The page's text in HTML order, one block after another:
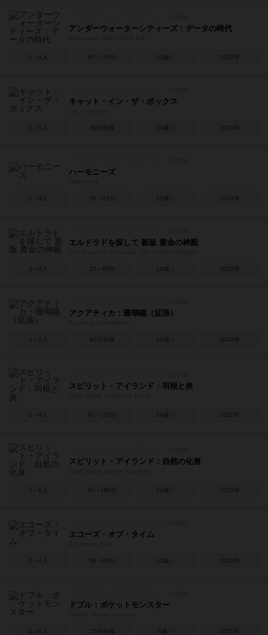
アンダーウォーターシティーズ：データの時代
1～4人 80～150分 14歳～ 2025年
キャット・イン・ザ・ボックス
2～5人 30分前後 13歳～ 2022年
ハーモニーズ
1～4人 30～45分 10歳～ 2024年
エルドラドを探して 新版 黄金の神殿
2～4人 30～60分 10歳～ 2026年
アクアティカ：珊瑚礁（拡張）
1～5人 60分前後 14歳～ 2024年
スピリット・アイランド：羽根と炎
1～4人 90～120分 14歳～ 2022年
スピリット・アイランド：自然の化身
1～6人 90～180分 14歳～ 2023年
エコーズ・オブ・タイム
2～4人 30～60分 12歳～ 2025年
ドブル：ポケットモンスター
2～8人 15分前後 6歳～ 2021年